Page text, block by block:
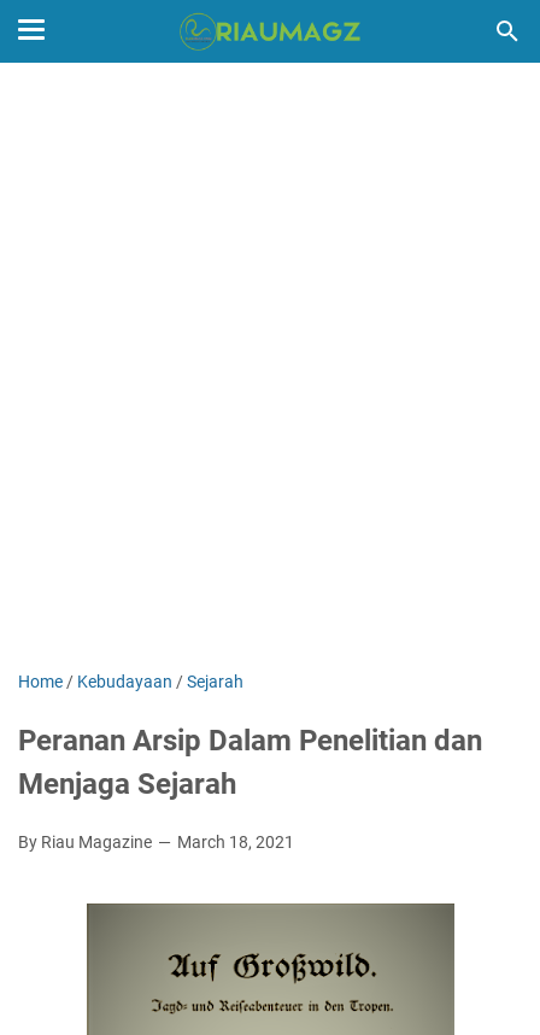
Home / Kebudayaan /Sejarah
Peranan Arsip Dalam Penelitian dan
Menjaga Sejarah
By Riau Magazine March 18, 2021